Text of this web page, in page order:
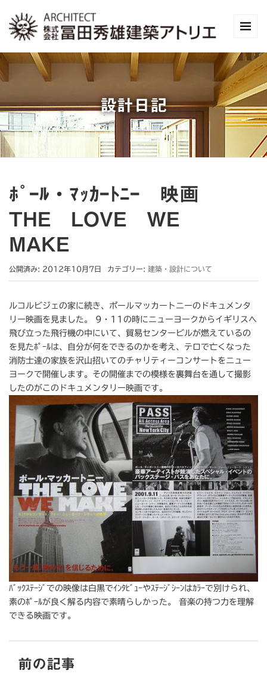
設計日記
ﾎﾟｰﾙ・ﾏｯｶｰﾄﾆｰ 映画
THE LOVE WE
MAKE
公開済み: 2012年10月7日 カテゴリー: 建築・設計について
ルコルビジェの家に続き、ポールマッカートニーのドキュメンタ
リー映画を見ました。 9・11の時にニューヨークからイギリスへ
飛び立った飛行機の中にいて、貿易センタービルが燃えているの
を見たﾎﾟｰﾙは、自分が何をできるのかを考え、テロで亡くなった
消防士達の家族を沢山招いてのチャリティーコンサートをニュー
ヨークで開催します。その開催までの模様を裏舞台を通して撮影
したのがこのドキュメンタリー映画です。
ﾊﾞｯｸｽﾃｰｼﾞでの映像は白黒でｲﾝﾀﾋﾞｭｰやｽﾃｰｼﾞｼｰﾝはｶﾗｰで別けられ、
素のﾎﾟｰﾙが良く解る内容で素晴らしかった。 音楽の持つ力を理解
できる映画です。
前の記事